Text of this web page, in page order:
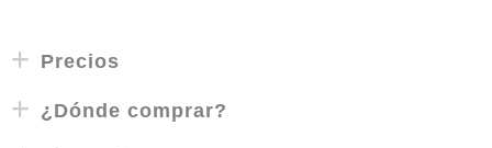
Precios
¿Dónde comprar?